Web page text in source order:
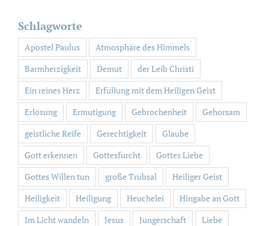
Schlagworte
Apostel Paulus
Atmosphäre des Himmels
Barmherzigkeit
Demut
der Leib Christi
Ein reines Herz
Erfüllung mit dem Heiligen Geist
Erlösung
Ermutigung Gebrochenheit
Gehorsam
geistliche Reife
Gerechtigkeit
Glaube
Gott erkennen
Gottesfurcht
Gottes Liebe
Gottes Willen tun
große Trübsal
Heiliger Geist
Heiligkeit
Heiligung Heuchelei
Hingabe an Gott
Im Licht wandeln
Jesus Jüngerschaft
Liebe